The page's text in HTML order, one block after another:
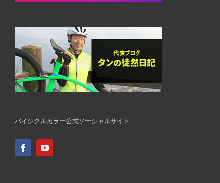
バイシクルカラー公式ソーシャルサイト